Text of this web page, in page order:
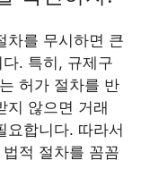
차를 무시하면 큰
. 특히, 규제구
허가 절차를 반
지 않으면 거래
요합니다. 따라서
적 절차를 꼼꼼